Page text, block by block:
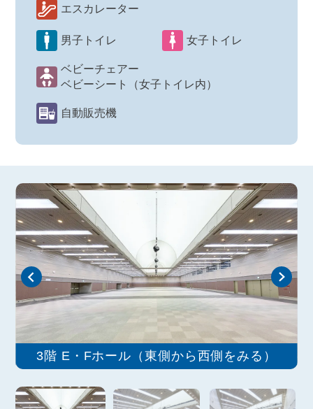
エスカレーター
男子トイレ 女子トイレ
ベビーチェアー
ベビーシート（女子トイレ内）
自動販売機
3階 E・Fホール（東側から西側をみる）